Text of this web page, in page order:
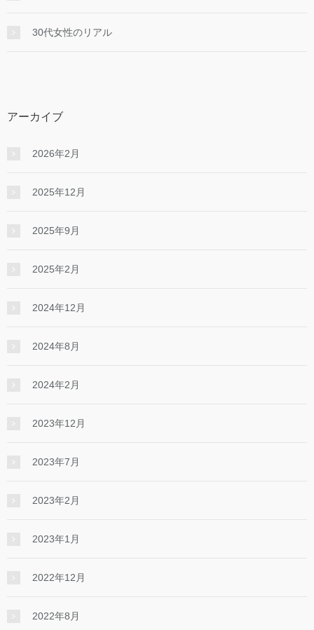
30代女性のリアル
アーカイブ
2026年2月
2025年12月
2025年9月
2025年2月
2024年12月
2024年8月
2024年2月
2023年12月
2023年7月
2023年2月
2023年1月
2022年12月
2022年8月